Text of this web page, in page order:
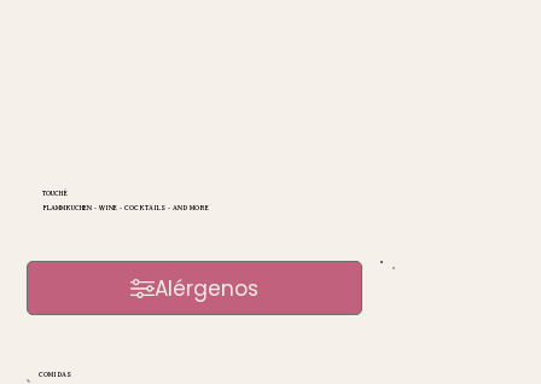
COMIDAS
TOUCHÉ
FLAMMKUCHEN - WINE - COCKTAILS - AND MORE
Alérgenos